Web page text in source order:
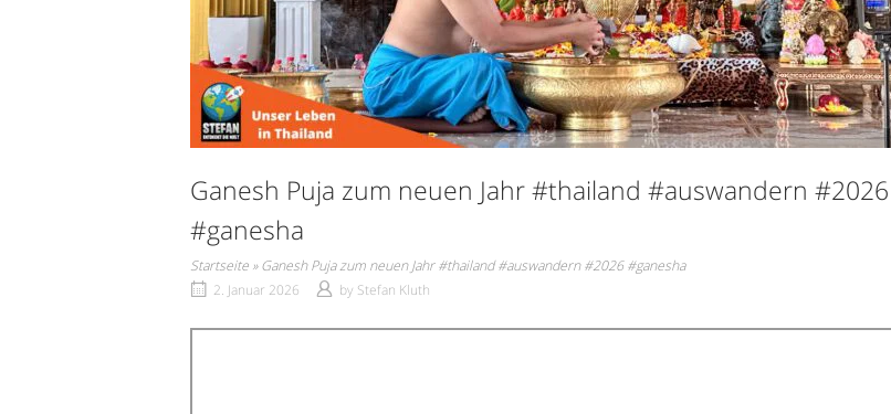
Ganesh Puja zum neuen Jahr #thailand #auswandern #2026
#ganesha
Startseite »Ganesh Puja zum neuen Jahr #thailand #auswandern #2026 #ganesha
2. Januar 2026
by Stefan Kluth